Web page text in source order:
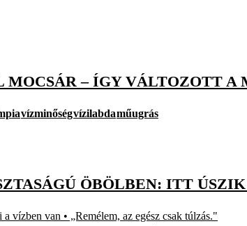
MOCSÁR – ÍGY VÁLTOZOTT A
vízminőségvízilabdaműugrás
ÖBÖLBEN: ITT
vízben van • „Remélem, az egész csak túlzás."